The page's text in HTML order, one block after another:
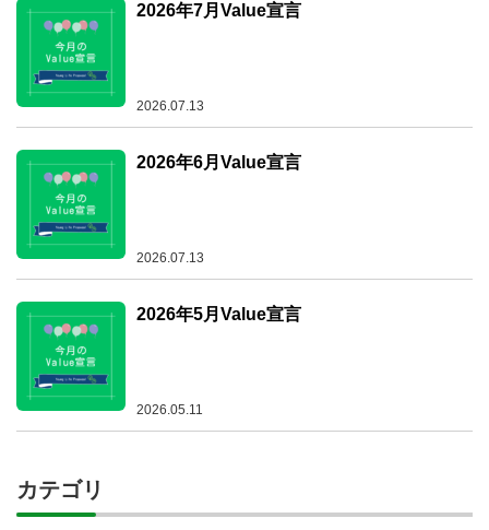
ー
ジ
送
り
2026年7月Value宣言
2026.07.13
2026年6月Value宣言
2026.07.13
2026年5月Value宣言
2026.05.11
カテゴリ